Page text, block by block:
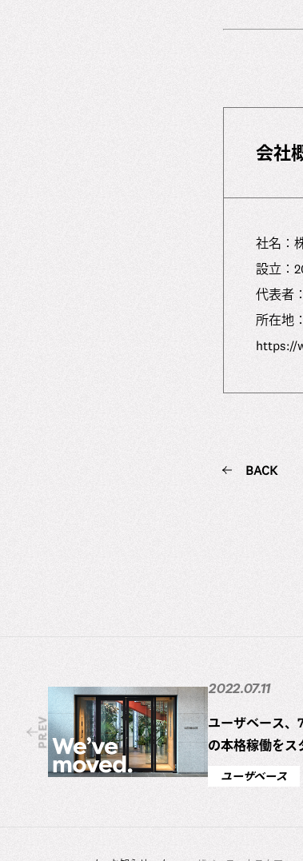
会社
社名：
設⽴：
代表者
所在地
https://
BACK
PREV
2022.07.11
ユーザベース、
の本格稼働をス
ユーザベース